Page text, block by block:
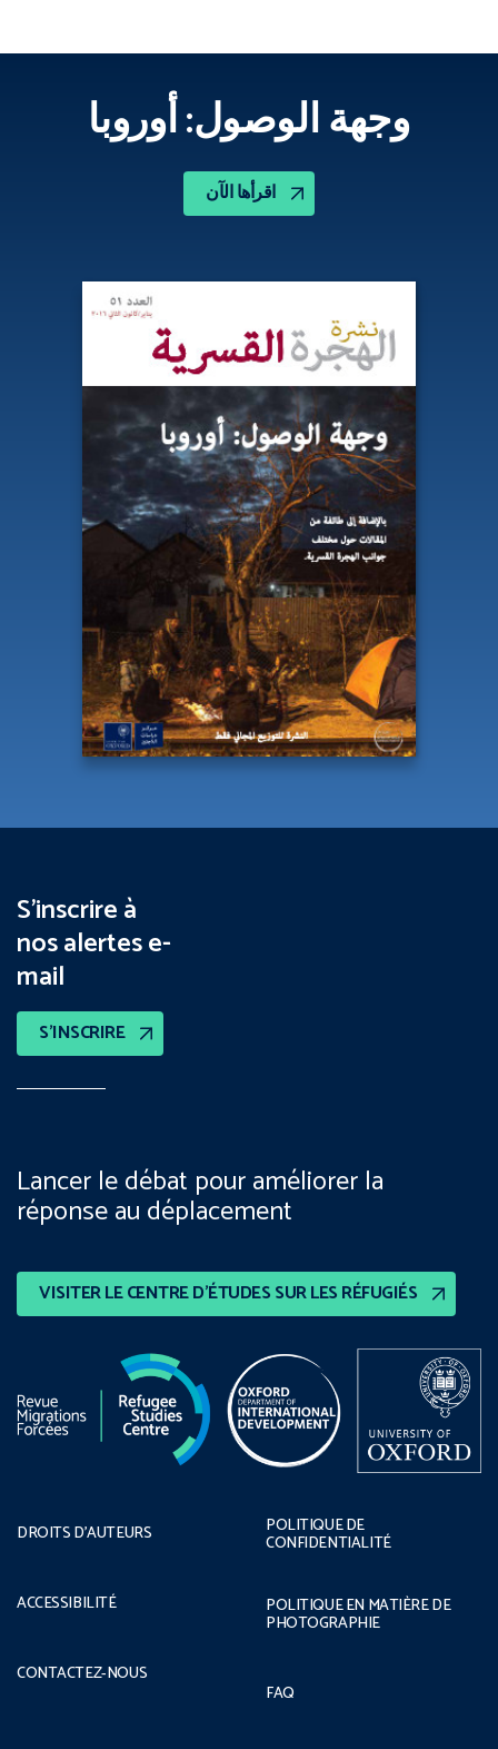
وجهة الوصول: أوروبا
اقرأها الآن
S’inscrire à
nos alertes e-
mail
S’INSCRIRE
VISITER LE CENTRE D’ÉTUDES SUR LES RÉFUGIÉS
Lancer le débat pour améliorer la
réponse au déplacement
DROITS D’AUTEURS
ACCESSIBILITÉ
CONTACTEZ-NOUS
POLITIQUE DE
CONFIDENTIALITÉ
POLITIQUE EN MATIÈRE DE
PHOTOGRAPHIE
FAQ